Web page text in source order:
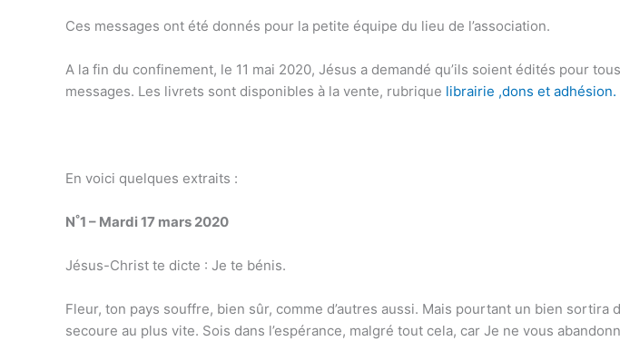
Ces messages ont été donnés pour la petite équipe du lieu de l’association.
A la fin du confinement, le 11 mai 2020, Jésus a demandé qu’ils soient édités pour
messages. Les livrets sont disponibles à la vente, rubrique librairie ,dons et adhésion.
En voici quelques extraits :
N°1 – Mardi 17 mars 2020
Jésus-Christ te dicte : Je te bénis.
Fleur, ton pays souffre, bien sûr, comme d’autres aussi. Mais pourtant un bien
secoure au plus vite. Sois dans l’espérance, malgré tout cela, car Je ne vous